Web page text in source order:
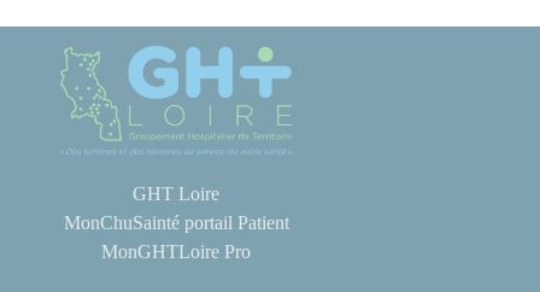
GHT Loire
MonChuSainté portail Patient
MonGHTLoire Pro